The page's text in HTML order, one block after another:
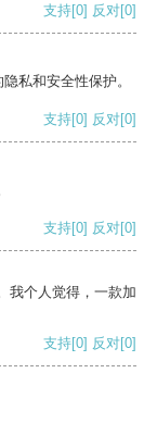
支持[0] 反对[0]
私和安全性保护。
支持[0] 反对[0]
支持[0] 反对[0]
我个人觉得，一款加
支持[0] 反对[0]